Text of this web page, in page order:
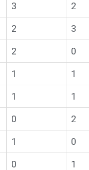
3 2
2 3
2 0
1 1
1 1
0 2
1 0
0 1